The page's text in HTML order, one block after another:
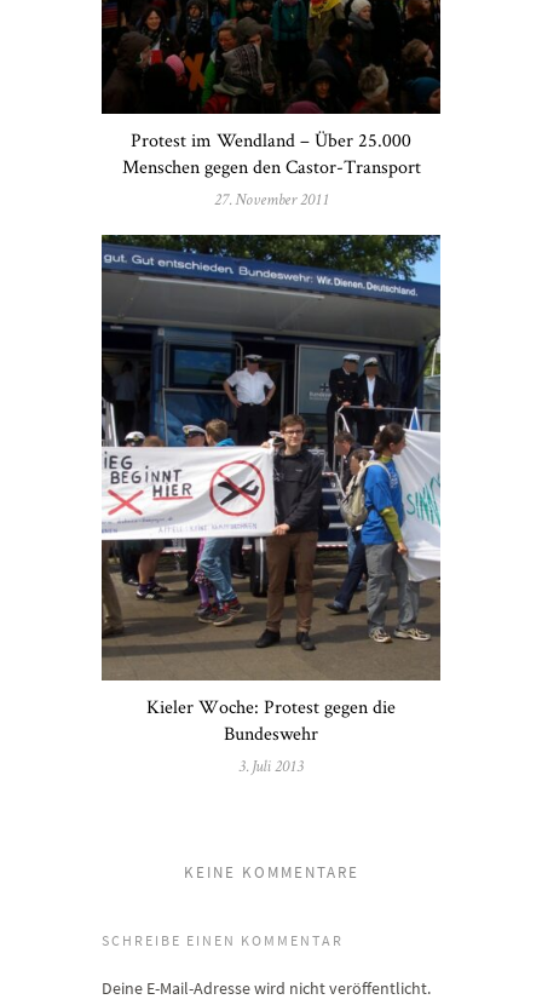
Protest im Wendland – Über 25.000
Menschen gegen den Castor-Transport
27. November 2011
Kieler Woche: Protest gegen die
Bundeswehr
3. Juli 2013
KEINE KOMMENTARE
SCHREIBE EINEN KOMMENTAR
Deine E-Mail-Adresse wird nicht veröffentlicht.